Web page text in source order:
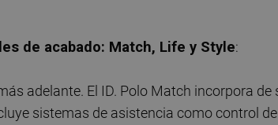
de acabado: Match, Life y Style:
adelante. El ID. Polo Match incorpora
sistemas de asistencia como control